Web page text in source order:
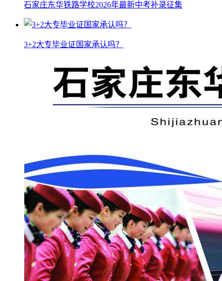
石家庄东华铁路学校2026年最新中考补录征集
3+2大专毕业证国家承认吗？